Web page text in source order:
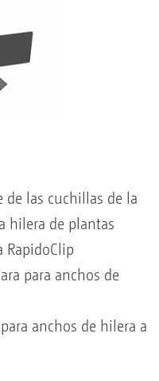
de las cuchillas de la
hilera de plantas
RapidoClip
para anchos de
anchos de hilera a